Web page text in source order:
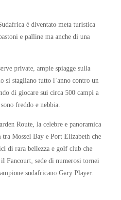
è diventato meta turistica
e palline ma anche di una
private, ampie spiagge sulla
si stagliano tutto l’anno contro un
di giocare sui circa 500 campi a
freddo e nebbia.
Route, la celebre e panoramica
Mossel Bay e Port Elizabeth che
di rara bellezza e golf club che
Fancourt, sede di numerosi tornei
sudafricano Gary Player.